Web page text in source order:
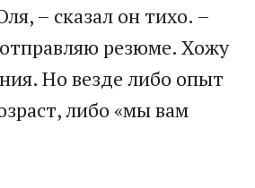
– сказал он тихо. –
резюме. Хожу
Но везде либо опыт
либо «мы вам